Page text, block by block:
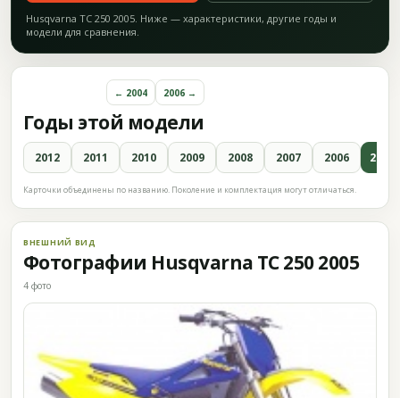
Husqvarna TC 250 2005. Ниже — характеристики, другие годы и
модели для сравнения.
Годы этой модели
← 2004 2006 →
2012 2011 2010 2009 2008 2007 2006 2005
Карточки объединены по названию. Поколение и комплектация могут отличаться.
ВНЕШНИЙ ВИД
Фотографии Husqvarna TC 250 2005
4 фото